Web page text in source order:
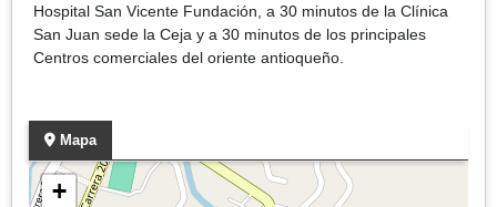
Hospital San Vicente Fundación, a 30 minutos de la Clínica
San Juan sede la Ceja y a 30 minutos de los principales
Centros comerciales del oriente antioqueño.
Mapa
+